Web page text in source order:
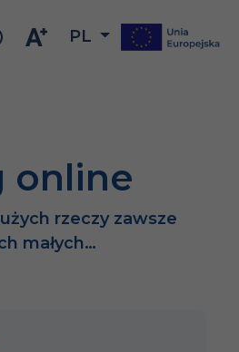
PL
online
rzeczy zawsze
małych…